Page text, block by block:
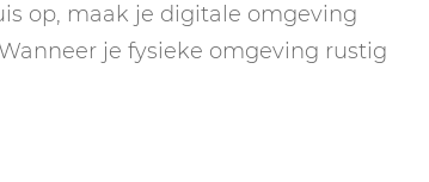
op, maak je digitale omgeving
je fysieke omgeving rustig